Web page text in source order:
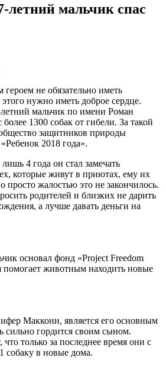
летний мальчик спас
не обязательно иметь
нужно иметь доброе сердце.
летний мальчик по имени Роман
1300 собак от гибели. За такой
защитников природы
2018 года».
4 года он стал замечать
которые живут в приютах, ему их
жалостью это не закончилось.
родителей и близких не дарить
а лучше давать деньги на
основал фонд «Project Freedom
помогает животным находить новые
Макконн, является его основным
гордится своим сыном.
только за последнее время они с
собаку в новые дома.